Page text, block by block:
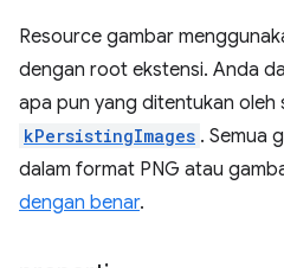
Resource gambar
dengan root ekstensi. Anda
apa pun yang ditentukan oleh
kPersistingImages . Semua
dalam format PNG atau
dengan benar.